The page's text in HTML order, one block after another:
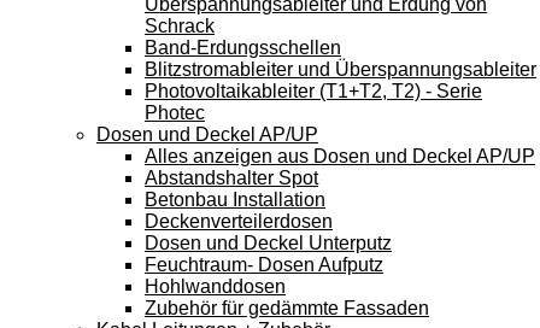
Überspannungsableiter und Erdung von
Schrack
Band-Erdungsschellen
Blitzstromableiter und Überspannungsableiter
Photovoltaikableiter (T1+T2, T2) - Serie
Photec
Dosen und Deckel AP/UP
Alles anzeigen aus Dosen und Deckel AP/UP
Abstandshalter Spot
Betonbau Installation
Deckenverteilerdosen
Dosen und Deckel Unterputz
Feuchtraum- Dosen Aufputz
Hohlwanddosen
Zubehör für gedämmte Fassaden